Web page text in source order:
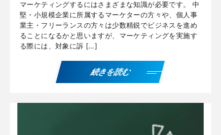
マーケティングするにはさまざまな知識が必要です。 中
堅・小規模企業に所属するマーケターの方々や、個人事
業主・フリーランスの方々は少数精鋭でビジネスを進め
ることになるかと思いますが、マーケティングを実施す
る際には、対象に訴 […]
続きを読む